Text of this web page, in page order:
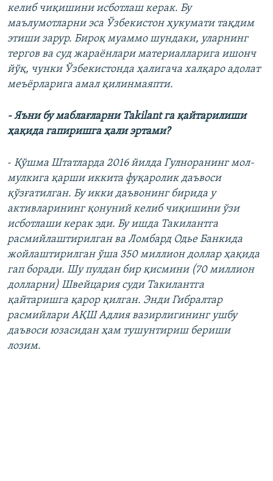
келиб чиқишини исботлаш керак. Бу
маълумотларни эса Ўзбекистон ҳукумати тақдим
этиши зарур. Бироқ муаммо шундаки, уларнинг
тергов ва суд жараёнлари материалларига ишонч
йўқ, чунки Ўзбекистонда ҳалигача халқаро адолат
меъёрларига амал қилинмаяпти.
- Яъни бу маблағларни Takilant га қайтарилиши
ҳақида гапиришга ҳали эртами?
-​ Қўшма Штатларда 2016 йилда Гулноранинг мол-
мулкига қарши иккита фуқаролик даъвоси
қўзғатилган. Бу икки даъвонинг бирида у
активларининг қонуний келиб чиқишини ўзи
исботлаши керак эди. Бу ишда Такилантга
расмийлаштирилган ва Ломбард Одье Банкида
жойлаштирилган ўша 350 миллион доллар ҳақида
гап боради. Шу пулдан бир қисмини (70 миллион
долларни) Швейцария суди Такилантга
қайтаришга қарор қилган. Энди Гибралтар
расмийлари АҚШ Адлия вазирлигининг ушбу
даъвоси юзасидан ҳам тушунтириш бериши
лозим.